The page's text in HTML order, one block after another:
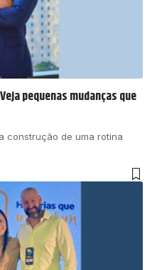
pequenas mudanças que
construção de uma rotina